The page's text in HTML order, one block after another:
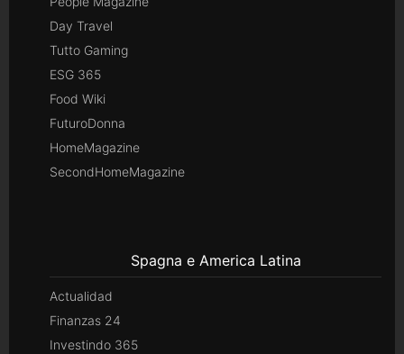
Day Travel
Tutto Gaming
ESG 365
Food Wiki
FuturoDonna
HomeMagazine
SecondHomeMagazine
Spagna e America Latina
Actualidad
Finanzas 24
Investindo 365